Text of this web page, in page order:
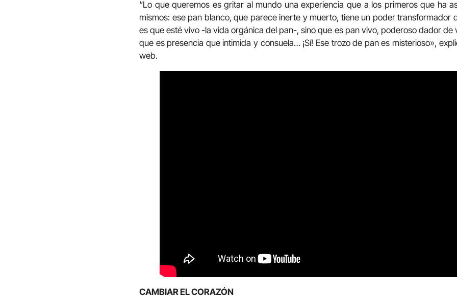
“Lo que queremos es gritar al mundo una experiencia que a los primeros que ha
mismos: ese pan blanco, que parece inerte y muerto, tiene un poder transformador
es que esté vivo -la vida orgánica del pan-, sino que es pan vivo, poderoso dador de
que es presencia que intimida y consuela… ¡Sí! Ese trozo de pan es misterioso»,
web.
CAMBIAR EL CORAZÓN